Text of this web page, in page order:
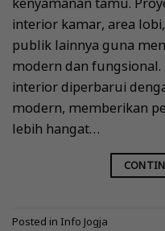
interior kamar, area
publik lainnya guna
modern dan fungsional.
interior diperbarui
modern, memberikan
lebih hangat…
Posted in Info Jogja